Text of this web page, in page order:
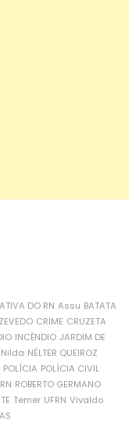
DO RN Assu BATATA
CRIME CRUZETA
INCÊNDIO JARDIM DE
Nilda NÉLTER QUEIROZ
POLÍCIA POLÍCIA CIVIL
RN ROBERTO GERMANO
Temer UFRN Vivaldo